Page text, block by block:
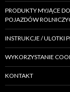
PRODUKTY MYJĄCE
POJAZDÓW
INSTRUKCJE / ULOTKI
WYKORZYSTANIE
KONTAKT